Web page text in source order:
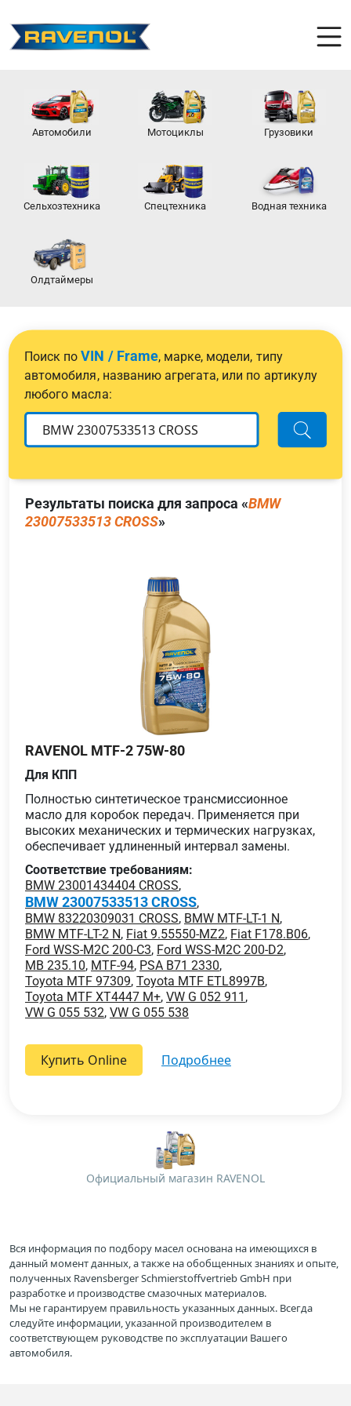
Автомобили Мотоциклы Грузовики
Сельхозтехника Спецтехника Водная техника
Олдтаймеры
Поиск поVIN / Frame, марке, модели, типу
автомобиля, названию агрегата, или по артикулу
любого масла:
Результаты поиска для запроса «BMW
23007533513 CROSS»
RAVENOL MTF-2 75W-80
Для КПП
Полностью синтетическое трансмиссионное
масло для коробок передач. Применяется при
высоких механических и термических нагрузках,
обеспечивает удлиненный интервал замены.
Соответствие требованиям:
BMW 23001434404 CROSS,
BMW 23007533513 CROSS,
BMW 83220309031 CROSS, BMW MTF-LT-1 N,
BMW MTF-LT-2 N, Fiat 9.55550-MZ2, Fiat F178.B06,
Ford WSS-M2C 200-C3, Ford WSS-M2C 200-D2,
MB 235.10, MTF-94, PSA B71 2330,
Toyota MTF 97309, Toyota MTF ETL8997B,
Toyota MTF XT4447 M+, VW G 052 911 ,
VW G 055 532, VW G 055 538
Купить Online подробнее
Официальный магазин RAVENOL
Вся информация по подбору масел основана на имеющихся в
данный момент данных, а также на обобщенных знаниях и опыте,
полученных Ravensberger Schmierstoffvertrieb GmbH при
разработке и производстве смазочных материалов.
Мы не гарантируем правильность указанных данных. Всегда
следуйте информации, указанной производителем в
соответствующем руководстве по эксплуатации Вашего
автомобиля.